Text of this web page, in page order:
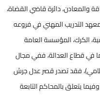
والمعادن، دائرة قاضي القضاة،
معهد التدريب المهني في فروعه
الكرك، المؤسسة العامة
في قطاع العدالة، ففي مجال
فقد تصدر قصر عدل جرش
يتعلق بالمحاكم التابعة